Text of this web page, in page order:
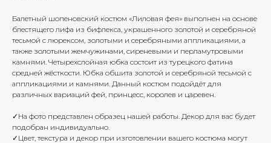
Балетный шопеновский костюм «Лиловая фея» выполнен на основе
блестящего лифа из бифлекса, украшенного золотой и серебряной
тесьмой с люрексом, золотыми и серебряными аппликациями, а
также золотыми жемчужинами, сиреневыми и перламутровыми
камнями. Четырехслойная юбка состоит из турецкого фатина
средней жёсткости. Юбка обшита золотой и серебряной тесьмой с
аппликациями и камнями. Данный костюм подойдёт для
различных вариаций фей, принцесс, королев и царевен.
✓На фото представлен образец нашей работы. Декор для вас будет
подобран индивидуально.
✓Цвет, текстура и декор при изготовлении вашего костюма могут